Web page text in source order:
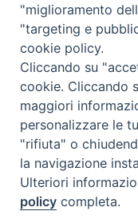
"miglioramento
"targeting e
cookie policy.
Cliccando su
cookie. Cliccando
maggiori
personalizzare le
"rifiuta" o
la navigazione
Ulteriori
policy completa.